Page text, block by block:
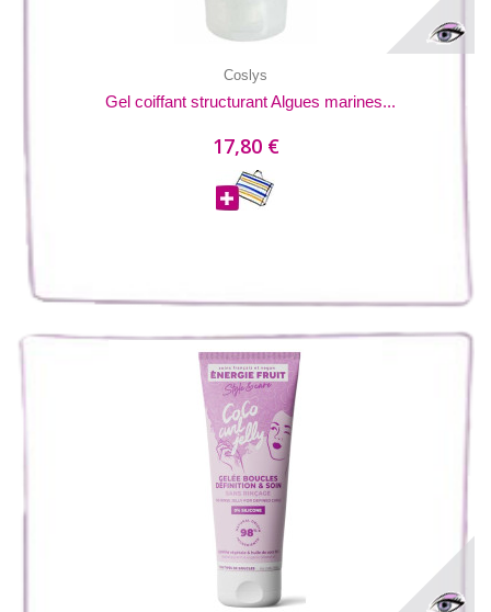
Coslys
Gel coiffant structurant Algues marines...
17,80 €